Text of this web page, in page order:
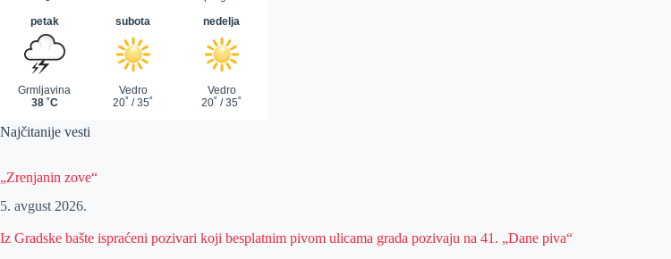
Najčitanije vesti
„Zrenjanin zove“
5. avgust 2026.
Iz Gradske bašte ispraćeni pozivari koji besplatnim pivom ulicama grada pozivaju na 41. „Dane piva“